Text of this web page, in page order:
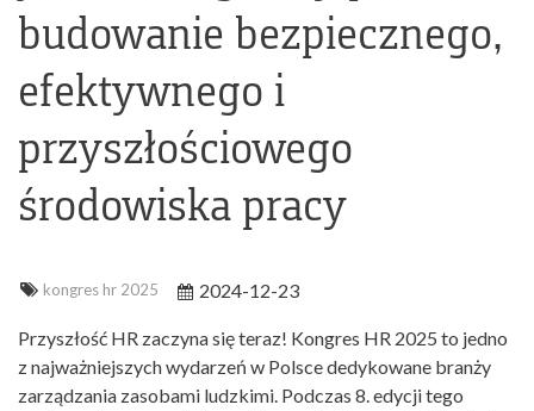
budowanie bezpiecznego,
efektywnego i
przyszłościowego
środowiska pracy
kongres hr 2025 2024-12-23
Przyszłość HR zaczyna się teraz! Kongres HR 2025 to jedno
z najważniejszych wydarzeń w Polsce dedykowane branży
zarządzania zasobami ludzkimi. Podczas 8. edycji tego